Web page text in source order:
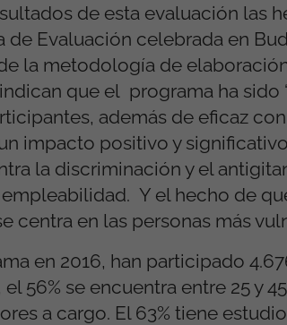
de esta evaluación las
de Evaluación celebrada en
la metodología de
que el programa ha sido
además de eficaz
impacto positivo y
la discriminación y el
Y el hecho de
centra en las personas más
en 2016, han participado
56% se encuentra entre 25 y
a cargo. El 63% tiene